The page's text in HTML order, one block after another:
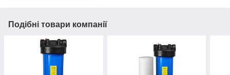
Подібні товари компанії